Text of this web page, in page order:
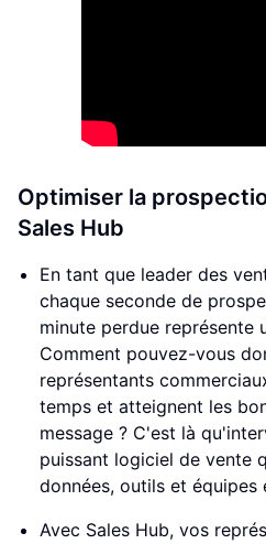
Optimiser la
Sales Hub
En tant que leader des
chaque seconde de
minute perdue représente
Comment pouvez-vous
représentants
temps et atteignent les
message ? C'est là
puissant logiciel de vente
données, outils et équipes
Avec Sales Hub, vos